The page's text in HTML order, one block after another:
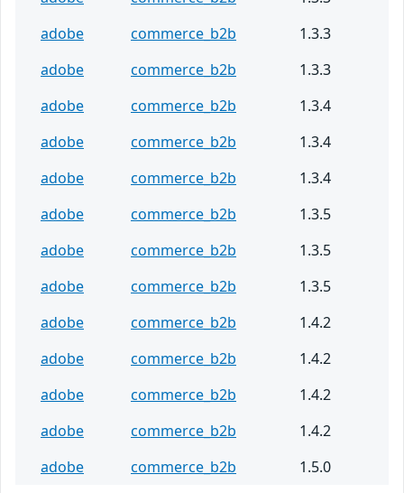
adobe
commerce_b2b
1.3.3
adobe
commerce_b2b
1.3.3
adobe
commerce_b2b
1.3.4
adobe
commerce_b2b
1.3.4
adobe
commerce_b2b
1.3.4
adobe
commerce_b2b
1.3.5
adobe
commerce_b2b
1.3.5
adobe
commerce_b2b
1.3.5
adobe
commerce_b2b
1.4.2
adobe
commerce_b2b
1.4.2
adobe
commerce_b2b
1.4.2
adobe
commerce_b2b
1.4.2
adobe
commerce_b2b 1.5.0